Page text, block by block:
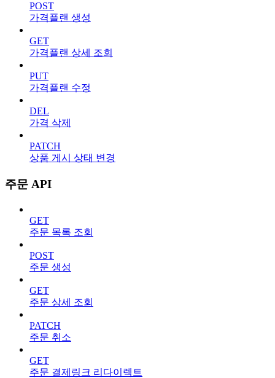
POST
가격플랜 생성
GET
가격플랜 상세 조회
PUT
가격플랜 수정
DEL
가격 삭제
PATCH
상품 게시 상태 변경
주문 API
GET
주문 목록 조회
POST
주문 생성
GET
주문 상세 조회
PATCH
주문 취소
GET
주문 결제링크 리다이렉트